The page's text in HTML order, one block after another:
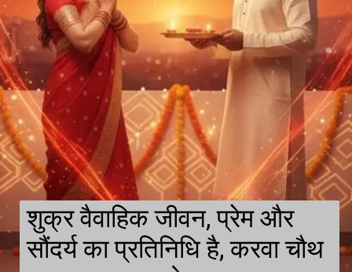
शुक्र वैवाहिक जीवन, प्रेम और
सौंदर्य का प्रतिनिधि है, करवा चौथ